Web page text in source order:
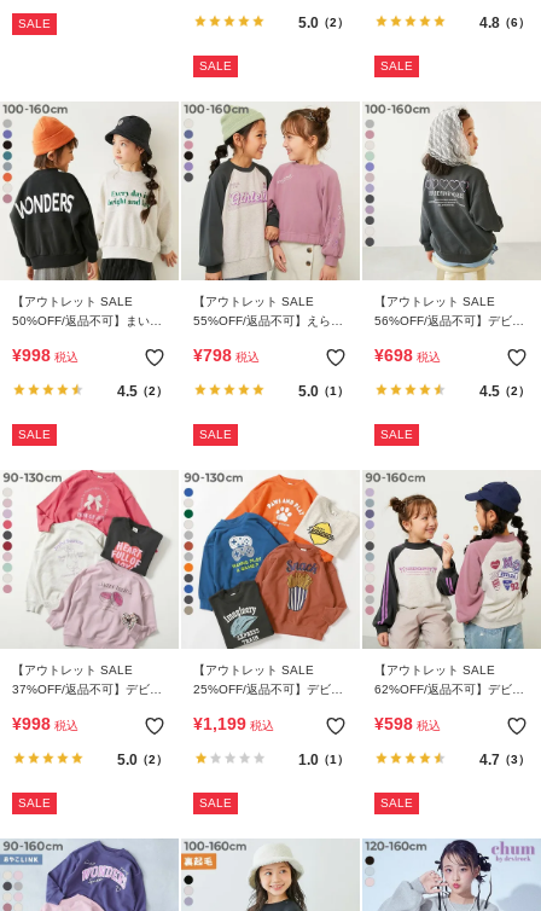
SALE 5.0（2）
SALE
4.8（6）
SALE
【アウトレット SALE
50%OFF/返品不可】まいに
サイズトレーナー
¥998 税込
4.5（2）
SALE
【アウトレット SALE
55%OFF/返品不可】えらべ
ズトレーナー
¥798 税込
5.0（1）
SALE
【アウトレット SALE
56%OFF/返品不可】デビラ
ュームスリーブ トレーナー
¥698 税込
4.5（2）
SALE
【アウトレット SALE
37%OFF/返品不可】デビラ
プリントトレーナー
¥998 税込
5.0（2）
SALE
【アウトレット SALE
25%OFF/返品不可】デビラ
トレーナー
¥1,199 税込
1.0（1）
SALE
【アウトレット SALE
62%OFF/返品不可】デビラ
ラン トレーナー
¥598 税込
4.7 （3）
SALE